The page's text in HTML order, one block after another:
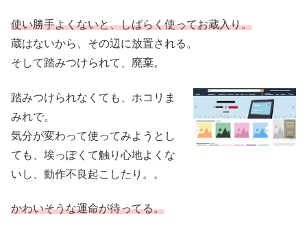
使い勝手よくないと、しばらく使ってお蔵入り。
蔵はないから、その辺に放置される。
そして踏みつけられて、廃棄。
踏みつけられなくても、ホコリま
みれで。
気分が変わって使ってみようとし
ても、埃っぽくて触り心地よくな
いし、動作不良起こしたり。。
かわいそうな運命が待ってる。